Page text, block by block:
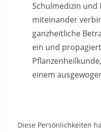
Schulmedizin
miteinander
ganzheitliche
ein und
Pflanzenheilkunde,
einem
Diese Persönlichkeiten